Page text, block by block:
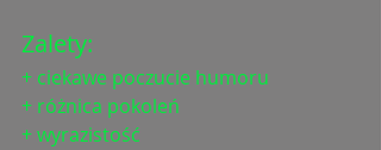
Zalety:
+ ciekawe poczucie humoru
+ różnica pokoleń
+ wyrazistość